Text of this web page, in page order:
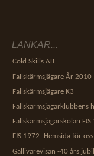
LÄNKAR...
Cold Skills AB
Fallskärmsjägare År 2010
Fallskärmsjägare K3
Fallskärmsjägarklubbens
Fallskärmsjägarskolan
FJS 1972 -Hemsida för
Gällivarevisan -40 års